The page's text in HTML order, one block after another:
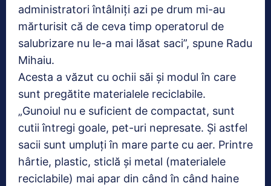
administratori întâlniți azi pe drum mi-au
mărturisit că de ceva timp operatorul de
salubrizare nu le-a mai lăsat saci”, spune Radu
Mihaiu.
Acesta a văzut cu ochii săi și modul în care
sunt pregătite materialele reciclabile.
„Gunoiul nu e suficient de compactat, sunt
cutii întregi goale, pet-uri nepresate. Și astfel
sacii sunt umpluți în mare parte cu aer. Printre
hârtie, plastic, sticlă și metal (materialele
reciclabile) mai apar din când în când haine